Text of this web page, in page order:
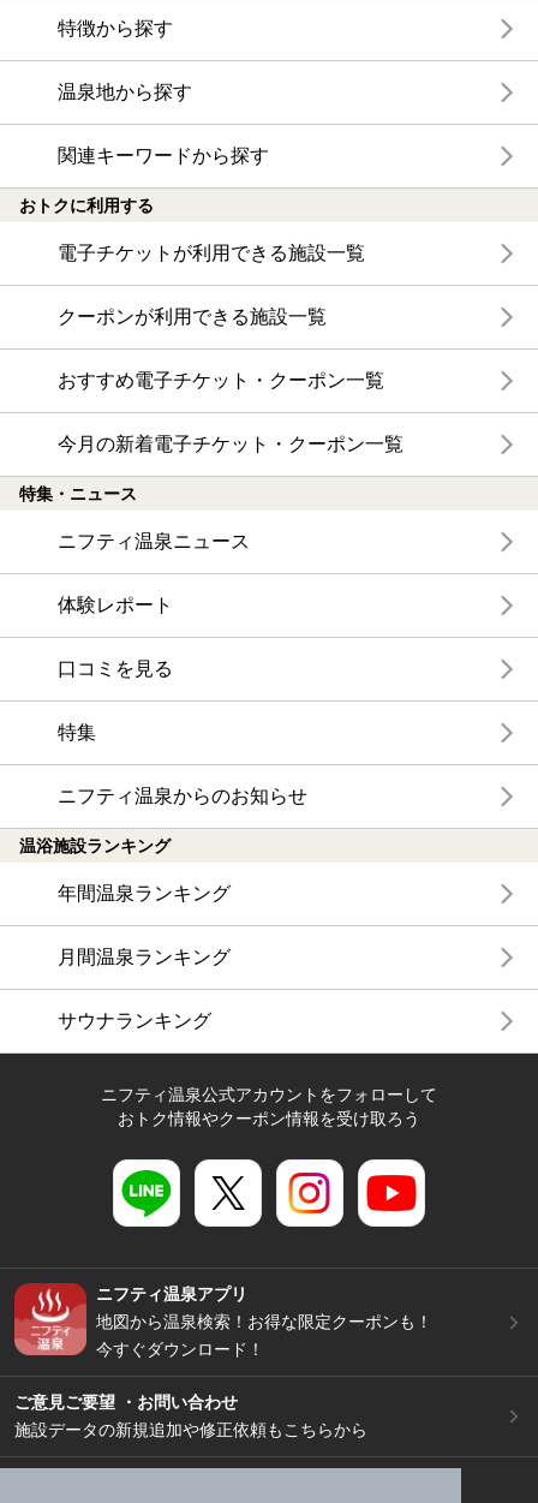
特徴から探す
温泉地から探す
関連キーワードから探す
おトクに利用する
電子チケットが利用できる施設一覧
クーポンが利用できる施設一覧
おすすめ電子チケット・クーポン一覧
今月の新着電子チケット・クーポン一覧
特集・ニュース
ニフティ温泉ニュース
体験レポート
口コミを見る
特集
ニフティ温泉からのお知らせ
温浴施設ランキング
年間温泉ランキング
月間温泉ランキング
サウナランキング
ニフティ温泉公式アカウントをフォローして
おトク情報やクーポン情報を受け取ろう
ニフティ温泉アプリ
地図から温泉検索！お得な限定クーポンも！
今すぐダウンロード！
ご意見ご要望 ・お問い合わせ
施設データの新規追加や修正依頼もこちらから